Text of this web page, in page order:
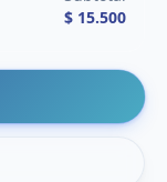
$ 15.500